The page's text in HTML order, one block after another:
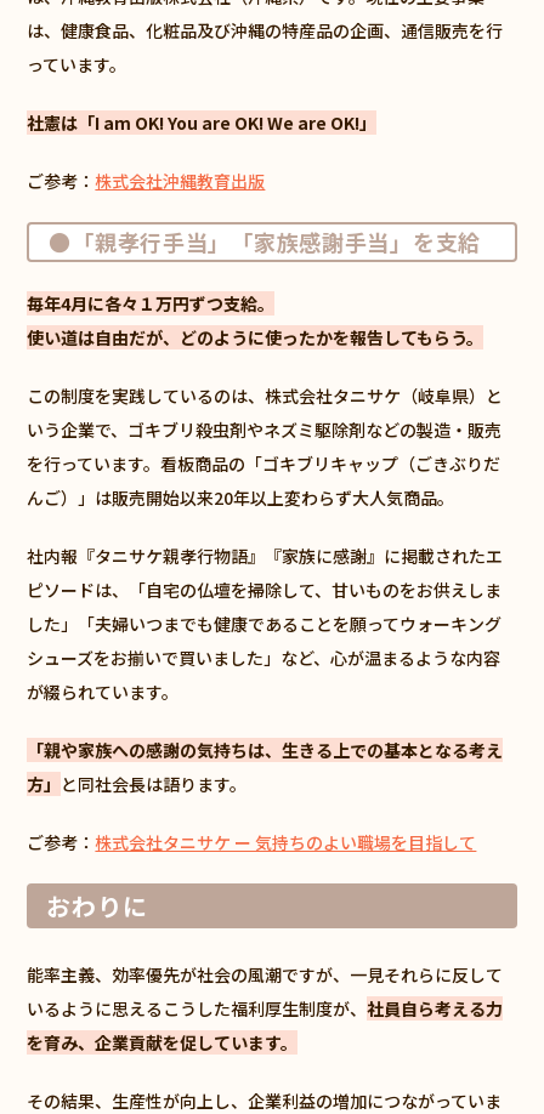
は、健康食品、化粧品及び沖縄の特産品の企画、通信販売を行
っています。
社憲は「I am OK! You are OK! We are OK!」
ご参考：株式会社沖縄教育出版
●「親孝行手当」「家族感謝手当」を支給
毎年4月に各々１万円ずつ支給。
使い道は自由だが、どのように使ったかを報告してもらう。
この制度を実践しているのは、株式会社タニサケ（岐阜県）と
いう企業で、ゴキブリ殺虫剤やネズミ駆除剤などの製造・販売
を行っています。看板商品の「ゴキブリキャップ（ごきぶりだ
んご）」は販売開始以来20年以上変わらず大人気商品。
社内報『タニサケ親孝行物語』『家族に感謝』に掲載されたエ
ピソードは、「自宅の仏壇を掃除して、甘いものをお供えしま
した」「夫婦いつまでも健康であることを願ってウォーキング
シューズをお揃いで買いました」など、心が温まるような内容
が綴られています。
「親や家族への感謝の気持ちは、生きる上での基本となる考え
方」 と同社会長は語ります。
ご参考：株式会社タニサケ ー 気持ちのよい職場を目指して
おわりに
能率主義、効率優先が社会の風潮ですが、一見それらに反して
いるように思えるこうした福利厚生制度が、社員自ら考える力
を育み、企業貢献を促しています。
その結果、生産性が向上し、企業利益の増加につながっていま